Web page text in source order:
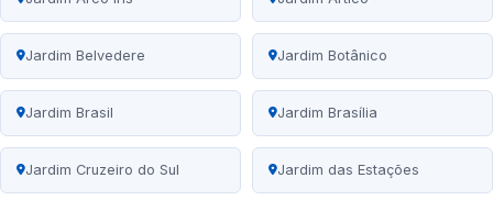
Jardim Belvedere Jardim Botânico
Jardim Brasil Jardim Brasília
Jardim Cruzeiro do Sul Jardim das Estações